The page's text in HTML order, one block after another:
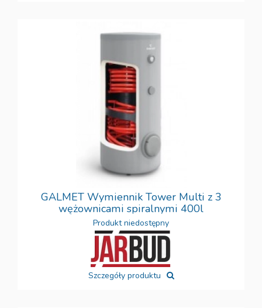
GALMET Wymiennik Tower Multi z 3
wężownicami spiralnymi 400l
Produkt niedostępny
Szczegóły produktu